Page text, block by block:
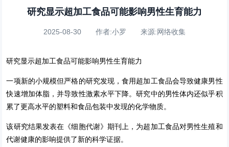
研究显示超加工食品可能影响男性生育能力
2025-08-30 作者:小罗 来源:网络收集
研究显示超加工食品可能影响男性生育能力
一项新的小规模但严格的研究发现，食用超加工食品会导致健康男性
快速增加体脂，并导致性激素水平下降。研究中的男性体内还似乎积
累了更高水平的塑料和食品包装中发现的化学物质。
该研究结果发表在《细胞代谢》期刊上，为超加工食品对男性生殖和
代谢健康的影响提供了新的科学证据。